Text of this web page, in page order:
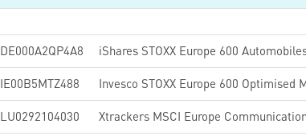
DE000A2QP4A8 iShares STOXX Europe 600
IE00B5MTZ488 Invesco STOXX Europe 600 Optimised
LU0292104030 Xtrackers MSCI Europe